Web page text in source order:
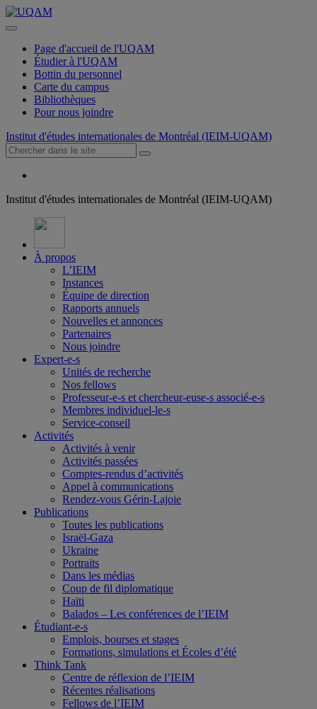
Page d'accueil de l'UQAM
Étudier à l'UQAM
Bottin du personnel
Carte du campus
Bibliothèques
Pour nous joindre
Institut d'études internationales de Montréal (IEIM-UQAM)
Institut d'études internationales de Montréal (IEIM-UQAM)
À propos
L’IEIM
Instances
Équipe de direction
Rapports annuels
Nouvelles et annonces
Partenaires
Nous joindre
Expert-e-s
Unités de recherche
Nos fellows
Professeur-e-s et chercheur-euse-s associé-e-s
Membres individuel-le-s
Service-conseil
Activités
Activités à venir
Activités passées
Comptes-rendus d’activités
Appel à communications
Rendez-vous Gérin-Lajoie
Publications
Toutes les publications
Israël-Gaza
Ukraine
Portraits
Dans les médias
Coup de fil diplomatique
Haïti
Balados – Les conférences de l’IEIM
Étudiant-e-s
Emplois, bourses et stages
Formations, simulations et Écoles d’été
Think Tank
Centre de réflexion de l’IEIM
Récentes réalisations
Fellows de l’IEIM